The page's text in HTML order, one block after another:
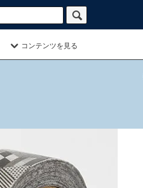
コンテンツを見る